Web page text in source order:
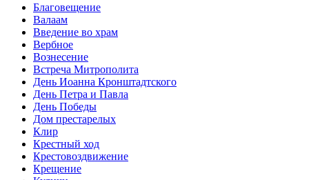
Благовещение
Валаам
Введение во храм
Вербное
Вознесение
Встреча Митрополита
День Иоанна Кронштадтского
День Петра и Павла
День Победы
Дом престарелых
Клир
Крестный ход
Крестовоздвижение
Крещение